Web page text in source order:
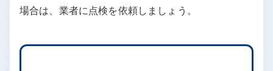
場合は、業者に点検を依頼しましょう。